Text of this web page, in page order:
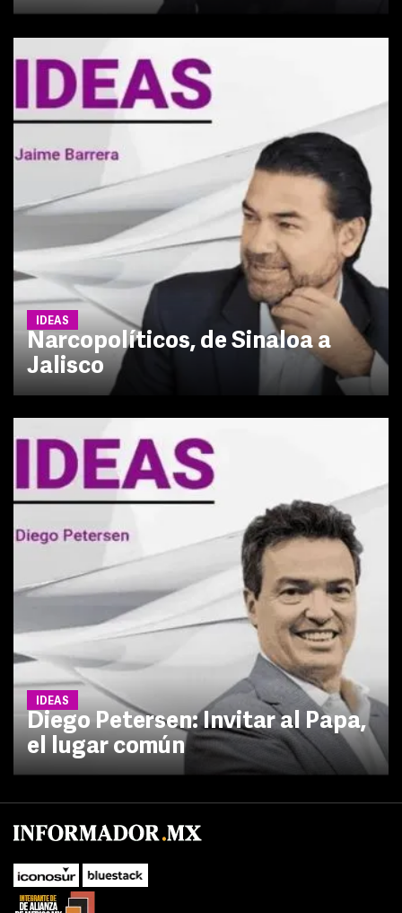
IDEAS
Narcopolíticos, de Sinaloa a
Jalisco
IDEAS
Diego Petersen: Invitar al Papa,
el lugar común